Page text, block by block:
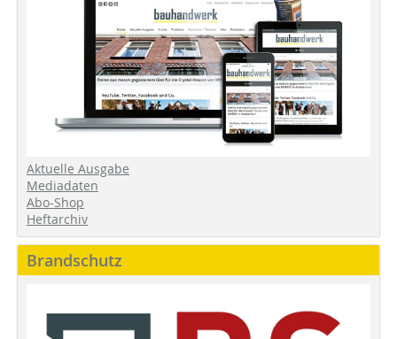
Aktuelle Ausgabe
Mediadaten
Abo-Shop
Heftarchiv
Brandschutz